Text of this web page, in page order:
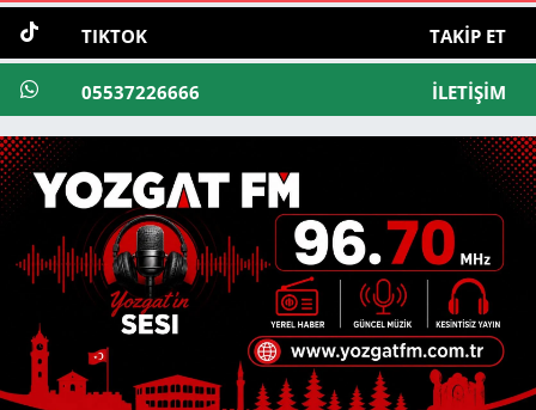
TIKTOK TAKIP ET
05537226666 İLETIŞIM